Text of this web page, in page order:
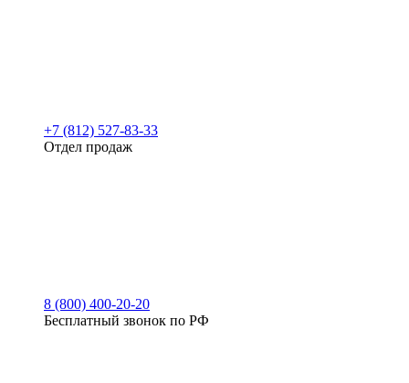
+7 (812) 527-83-33
Отдел продаж
8 (800) 400-20-20
Бесплатный звонок по РФ